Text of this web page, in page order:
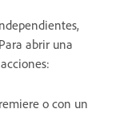
abrir una
o con un